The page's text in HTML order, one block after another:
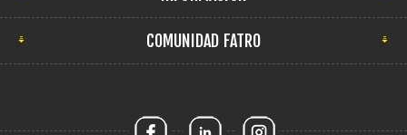
COMUNIDAD FATRO